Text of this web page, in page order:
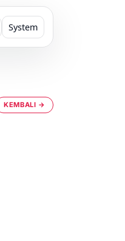
System
KEMBALI →